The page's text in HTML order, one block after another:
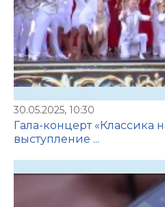
30.05.2025, 10:30
Гала-концерт «Классика
выступление ...